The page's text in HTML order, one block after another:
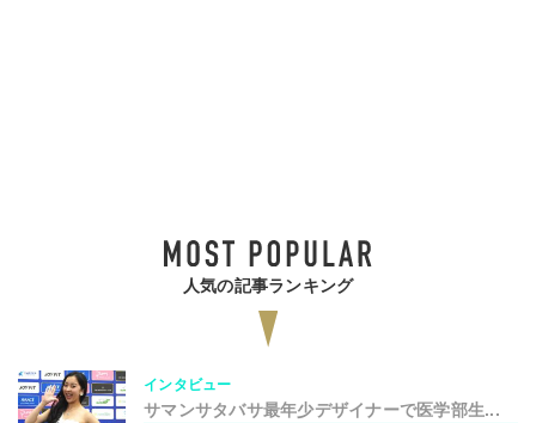
人気の記事ランキング
インタビュー
サマンサタバサ最年少デザイナーで医学部生...